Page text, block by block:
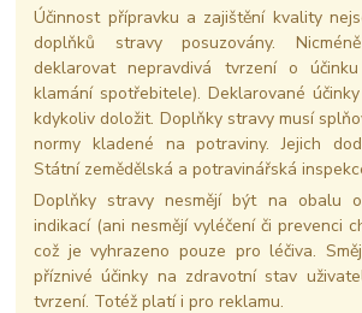
Účinnost přípravku a zajištění kvality
doplňků stravy posuzovány.
deklarovat nepravdivá tvrzení o
klamání spotřebitele). Deklarované
kdykoliv doložit. Doplňky stravy musí
normy kladené na potraviny. Jejich
Státní zemědělská a potravinářská
Doplňky stravy nesmějí být na obalu
indikací (ani nesmějí vyléčení či prevenci
což je vyhrazeno pouze pro léčiva.
příznivé účinky na zdravotní stav
tvrzení. Totéž platí i pro reklamu.